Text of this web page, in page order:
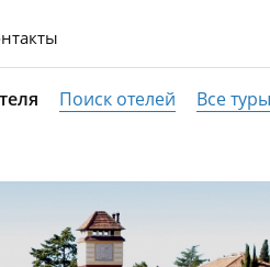
Поиск отелей Все туры